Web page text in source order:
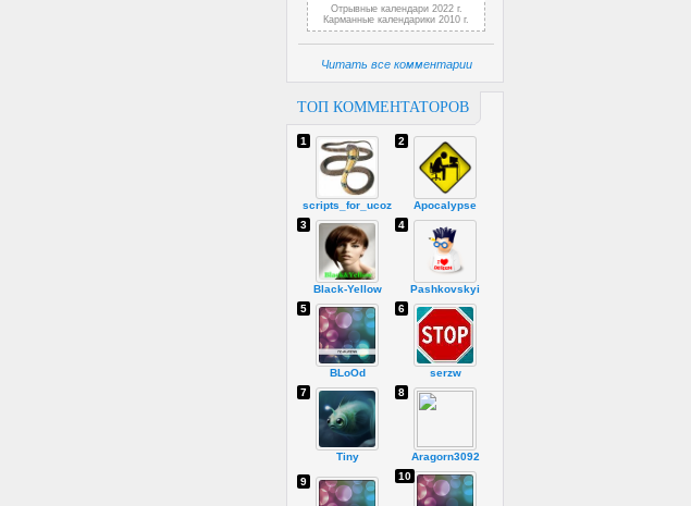
Отрывные календари 2022 г.
Карманные календарики 2010 г.
Читать все комментарии
ТОП КОММЕНТАТОРОВ
scripts_for_ucoz
1
Apocalypse
2
Black-Yellow
3
Pashkovskyi
4
BLoOd
5
serzw
6
Tiny
7
Aragorn3092
8
9 10